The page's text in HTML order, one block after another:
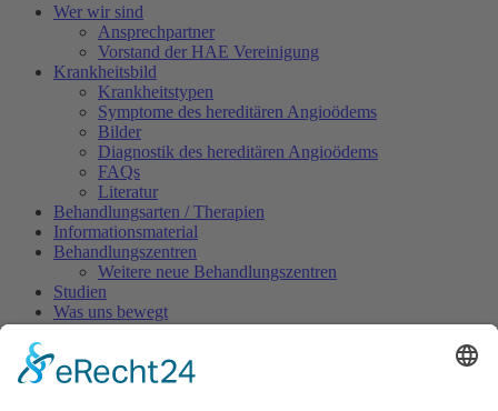
Wer wir sind
Ansprechpartner
Vorstand der HAE Vereinigung
Krankheitsbild
Krankheitstypen
Symptome des hereditären Angioödems
Bilder
Diagnostik des hereditären Angioödems
FAQs
Literatur
Behandlungsarten / Therapien
Informationsmaterial
Behandlungszentren
Weitere neue Behandlungszentren
Studien
Was uns bewegt
Aktuelles
Pressespiegel